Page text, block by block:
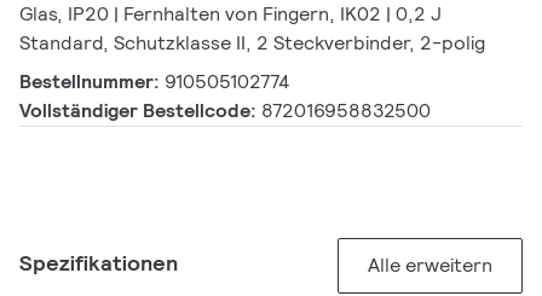
Glas, IP20 | Fernhalten von Fingern, IK02 | 0,2 J
Standard, Schutzklasse II, 2 Steckverbinder, 2-polig
Bestellnummer: 910505102774
Vollständiger Bestellcode: 872016958832500
Spezifikationen Alle erweitern